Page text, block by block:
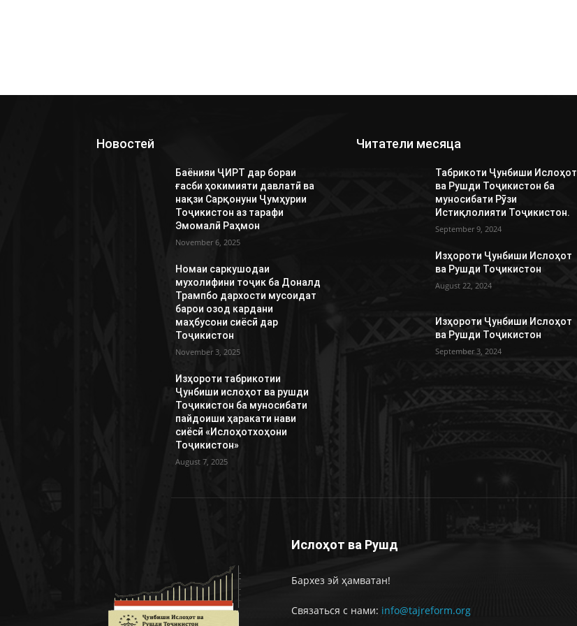
Новостей
Баёнияи ҶИРТ дар бораи
ғасби ҳокимияти давлатӣ ва
нақзи Сарқонуни Ҷумҳурии
Тоҷикистон аз тарафи
Эмомалӣ Раҳмон
November 6, 2025
Номаи саркушодаи
мухолифини тоҷик ба Доналд
Трампбо дархости мусоидат
барои озод кардани
маҳбусони сиёсӣ дар
Тоҷикистон
November 3, 2025
Изҳороти табрикотии
Ҷунбиши ислоҳот ва рушди
Тоҷикистон ба муносибати
пайдоиши ҳаракати нави
сиёсӣ «Ислоҳотхоҳони
Тоҷикистон»
August 7, 2025
Читатели месяца
Табрикоти Ҷунбиши Ислоҳот
ва Рушди Тоҷикистон ба
муносибати Рӯзи
Истиқлолияти Тоҷикистон.
September 9, 2024
Изҳороти Ҷунбиши Ислоҳот
ва Рушди Тоҷикистон
August 22, 2024
Изҳороти Ҷунбиши Ислоҳот
ва Рушди Тоҷикистон
September 3, 2024
Ислоҳот ва Рушд
Бархез эй ҳамватан!
Связаться с нами: info@tajreform.org